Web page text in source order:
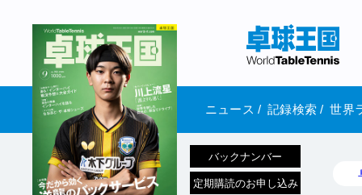
ニュース / 記録検索 / 世界
バックナンバー
定期購読のお申し込み